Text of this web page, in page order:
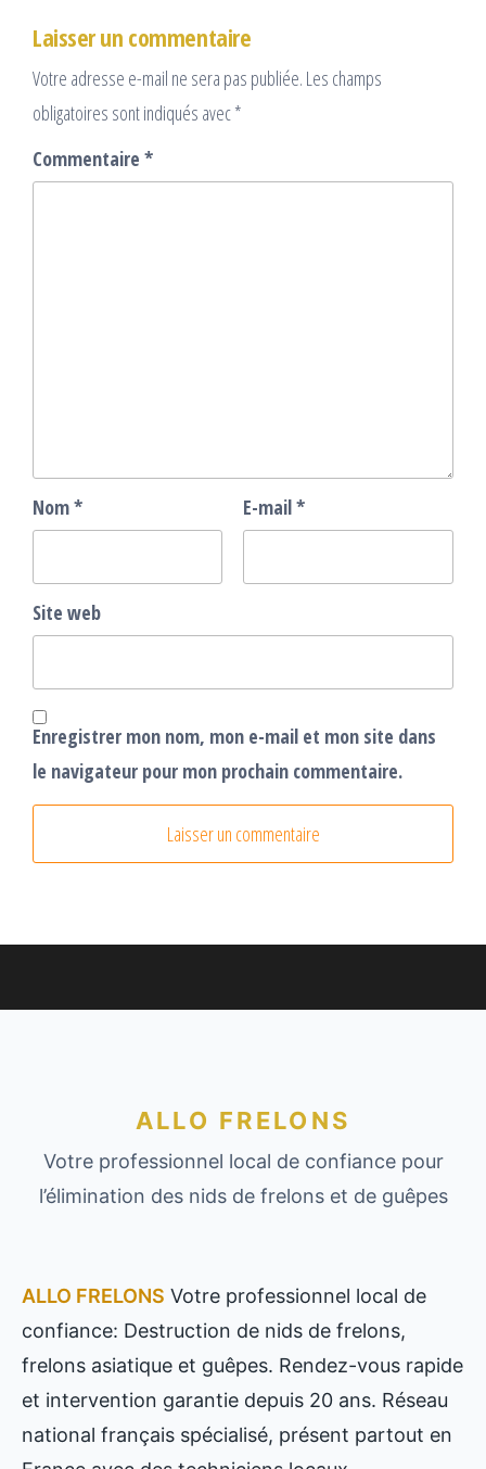
Laisser un commentaire
Votre adresse e-mail ne sera pas publiée. Les champs
obligatoires sont indiqués avec*
Commentaire *
Nom* E-mail*
Site web
Enregistrer mon nom, mon e-mail et mon site dans
le navigateur pour mon prochain commentaire.
ALLO FRELONS
Votre professionnel local de confiance pour
l’élimination des nids de frelons et de guêpes
ALLO FRELONS Votre professionnel local de
confiance: Destruction de nids de frelons,
frelons asiatique et guêpes. Rendez-vous rapide
et intervention garantie depuis 20 ans. Réseau
national français spécialisé, présent partout en